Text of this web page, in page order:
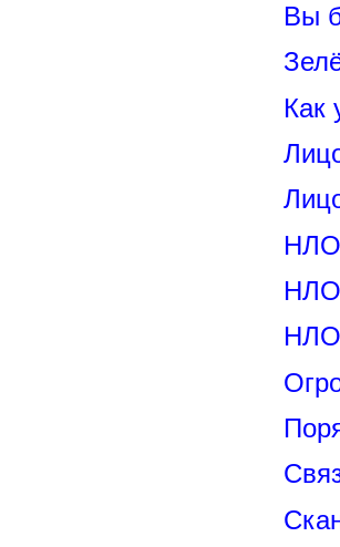
Вы
Как
НЛО
НЛО
НЛО